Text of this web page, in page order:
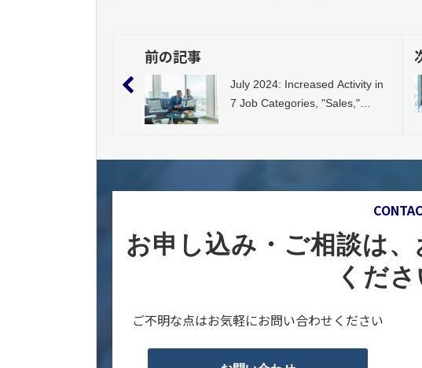
前の記事
July 2024: Increased Activity in
7 Job Categories, "Sales,"
お申し込み・ご相談は
くださ
ご不明な点はお気軽にお問い合わせください